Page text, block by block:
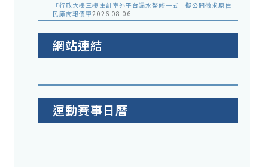
「行政大樓三樓主計室外平台漏水整修一式」擬公開徵求原住
民廠商報價單2026-08-06
網站連結
運動賽事日曆